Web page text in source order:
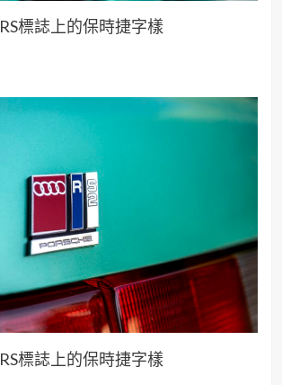
RS標誌上的保時捷字樣
RS標誌上的保時捷字樣